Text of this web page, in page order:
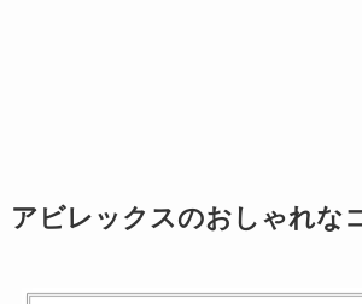
アビレックスのおしゃれな